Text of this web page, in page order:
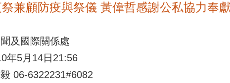
兼顧防疫與祭儀 黃偉哲感謝公私協力奉
及國際關係處
年5月14日21:56
06-6322231#6082